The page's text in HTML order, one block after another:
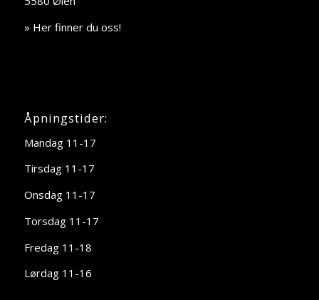
» Her finner du oss!
Åpningstider:
Mandag 11-17
Tirsdag 11-17
Onsdag 11-17
Torsdag 11-17
Fredag 11-18
Lørdag 11-16